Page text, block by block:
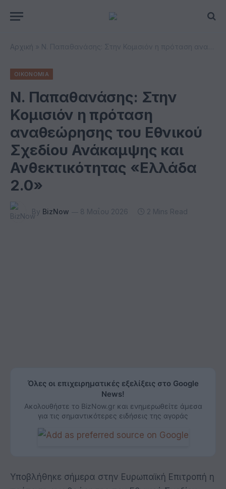
Αρχική
ΟΙΚΟΝΟΜΙΑ
Ν. Παπαθανάσης: Στην
Κομισιόν η πρόταση
αναθεώρησης του Εθνικού
Σχεδίου Ανάκαμψης και
Ανθεκτικότητας «Ελλάδα
2.0»
By BizNow 8 Μαΐου 2026 2 Mins Read
Όλες οι επιχειρηματικές εξελίξεις στο Google
News!
Ακολουθήστε το BizNow.gr και ενημερωθείτε άμεσα
για τις σημαντικότερες ειδήσεις της αγοράς
Υποβλήθηκε σήμερα στην Ευρωπαϊκή Επιτροπή η